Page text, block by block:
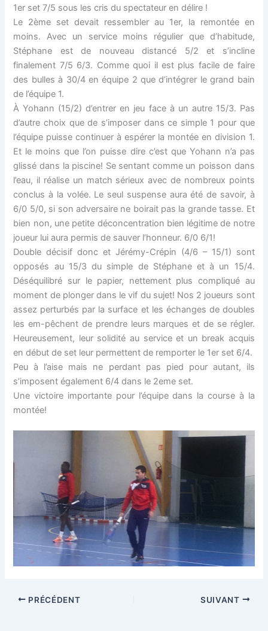
1er set 7/5 sous les cris du spectateur en délire !
Le 2ème set devait ressembler au 1er, la remontée en
moins. Avec un service moins régulier que d’habitude,
Stéphane est de nouveau distancé 5/2 et s’incline
finalement 7/5 6/3. Comme quoi il est plus facile de faire
des bulles à 30/4 en équipe 2 que d’intégrer le grand bain
de l’équipe 1.
À Yohann (15/2) d’entrer en jeu face à un autre 15/3. Pas
d’autre choix que de s’imposer dans ce simple 1 pour que
l’équipe puisse continuer à espérer la montée en division 1.
Et le moins que l’on puisse dire c’est que Yohann n’a pas
glissé dans la piscine! Se sentant comme un poisson dans
l’eau, il réalise un match sérieux avec de nombreux points
conclus à la volée. Le seul suspense aura été de savoir, à
6/0 5/0, si son adversaire ne boirait pas la grande tasse. Et
bien non, une petite déconcentration bien légitime de notre
joueur lui aura permis de sauver l’honneur. 6/0 6/1!
Double décisif donc et Jérémy-Crépin (4/6 – 15/1) sont
opposés au 15/3 du simple de Stéphane et à un 15/4.
Déséquilibré sur le papier, nettement plus compliqué au
moment de plonger dans le vif du sujet! Nos 2 joueurs sont
assez perturbés par la surface et les échanges de doubles
les em-pêchent de prendre leurs marques et de se régler.
Heureusement, leur solidité au service et un break acquis
en début de set leur permettent de remporter le 1er set 6/4.
Peu à l’aise mais ne perdant pas pied pour autant, ils
s’imposent également 6/4 dans le 2eme set.
Une victoire importante pour l’équipe dans la course à la
montée!
PRÉCÉDENT SUIVANT